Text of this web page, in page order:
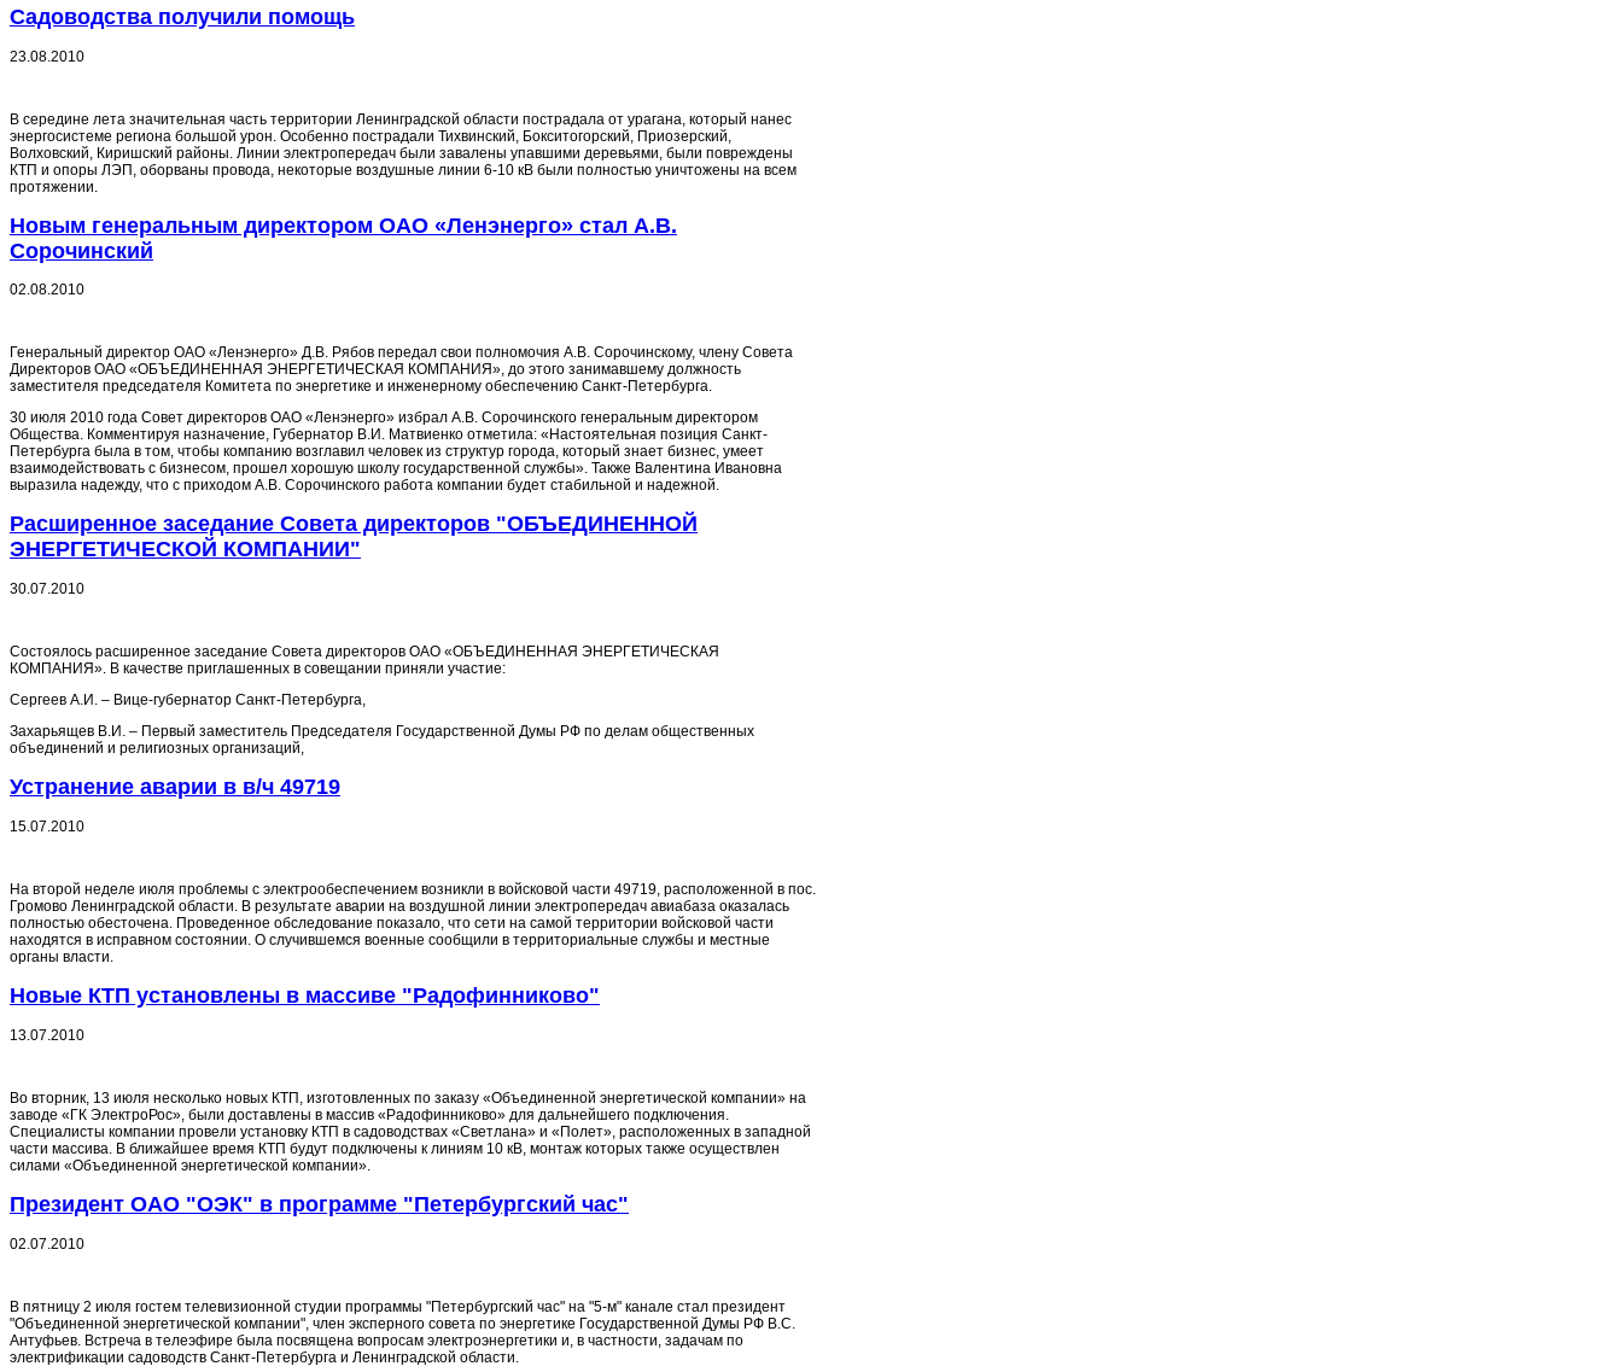
Садоводства получили помощь
23.08.2010
В середине лета значительная часть территории Ленинградской области пострадала от урагана, который нанес
энергосистеме региона большой урон. Особенно пострадали Тихвинский, Бокситогорский, Приозерский,
Волховский, Киришский районы. Линии электропередач были завалены упавшими деревьями, были повреждены
КТП и опоры ЛЭП, оборваны провода, некоторые воздушные линии 6-10 кВ были полностью уничтожены на всем
протяжении.
Новым генеральным директором ОАО «Ленэнерго» стал А.В.
Сорочинский
02.08.2010
Генеральный директор ОАО «Ленэнерго» Д.В. Рябов передал свои полномочия А.В. Сорочинскому, члену Совета
Директоров ОАО «ОБЪЕДИНЕННАЯ ЭНЕРГЕТИЧЕСКАЯ КОМПАНИЯ», до этого занимавшему должность
заместителя председателя Комитета по энергетике и инженерному обеспечению Санкт-Петербурга.
30 июля 2010 года Совет директоров ОАО «Ленэнерго» избрал А.В. Сорочинского генеральным директором
Общества. Комментируя назначение, Губернатор В.И. Матвиенко отметила: «Настоятельная позиция Санкт-
Петербурга была в том, чтобы компанию возглавил человек из структур города, который знает бизнес, умеет
взаимодействовать с бизнесом, прошел хорошую школу государственной службы». Также Валентина Ивановна
выразила надежду, что с приходом А.В. Сорочинского работа компании будет стабильной и надежной.
Расширенное заседание Совета директоров "ОБЪЕДИНЕННОЙ
ЭНЕРГЕТИЧЕСКОЙ КОМПАНИИ"
30.07.2010
Состоялось расширенное заседание Совета директоров ОАО «ОБЪЕДИНЕННАЯ ЭНЕРГЕТИЧЕСКАЯ
КОМПАНИЯ». В качестве приглашенных в совещании приняли участие:
Сергеев А.И. – Вице-губернатор Санкт-Петербурга,
Захарьящев В.И. – Первый заместитель Председателя Государственной Думы РФ по делам общественных
объединений и религиозных организаций,
Устранение аварии в в/ч 49719
15.07.2010
На второй неделе июля проблемы с электрообеспечением возникли в войсковой части 49719, расположенной в пос.
Громово Ленинградской области. В результате аварии на воздушной линии электропередач авиабаза оказалась
полностью обесточена. Проведенное обследование показало, что сети на самой территории войсковой части
находятся в исправном состоянии. О случившемся военные сообщили в территориальные службы и местные
органы власти.
Новые КТП установлены в массиве "Радофинниково"
13.07.2010
Во вторник, 13 июля несколько новых КТП, изготовленных по заказу «Объединенной энергетической компании» на
заводе «ГК ЭлектроРос», были доставлены в массив «Радофинниково» для дальнейшего подключения.
Специалисты компании провели установку КТП в садоводствах «Светлана» и «Полет», расположенных в западной
части массива. В ближайшее время КТП будут подключены к линиям 10 кВ, монтаж которых также осуществлен
силами «Объединенной энергетической компании».
Президент ОАО "ОЭК" в программе "Петербургский час"
02.07.2010
В пятницу 2 июля гостем телевизионной студии программы "Петербургский час" на "5-м" канале стал президент
"Объединенной энергетической компании", член эксперного совета по энергетике Государственной Думы РФ В.С.
Антуфьев. Встреча в телеэфире была посвящена вопросам электроэнергетики и, в частности, задачам по
электрификации садоводств Санкт-Петербурга и Ленинградской области.